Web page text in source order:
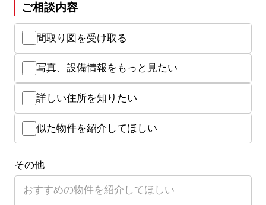
ご相談内容
間取り図を受け取る
写真、設備情報をもっと見たい
詳しい住所を知りたい
似た物件を紹介してほしい
その他